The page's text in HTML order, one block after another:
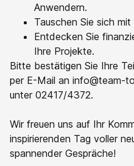
Anwendern.
Tauschen Sie sich
Entdecken Sie
Ihre Projekte.
Bitte bestätigen Sie Ihre
per E-Mail an info@team-
unter 02417/4372.
Wir freuen uns auf Ihr
inspirierenden Tag voller
spannender Gespräche!